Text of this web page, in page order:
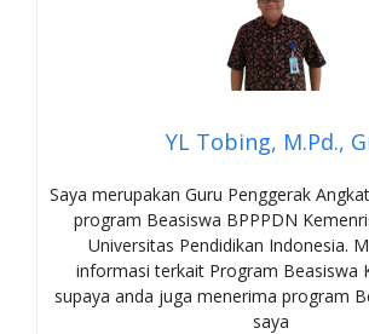
YL Tobing, M.Pd.,
Saya merupakan Guru Penggerak
program Beasiswa BPPPDN
Universitas Pendidikan Indonesia.
informasi terkait Program Beasiswa
supaya anda juga menerima program
saya